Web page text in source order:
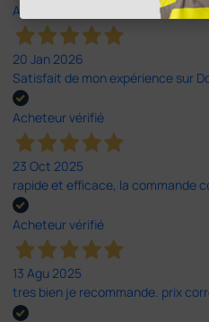
Acheteur vérifié
20 Jan 2026
Satisfait de mon expérience sur
Acheteur vérifié
23 Oct 2025
rapide et efficace, la commande
Acheteur vérifié
13 Agu 2025
tres bien je recommande. prix